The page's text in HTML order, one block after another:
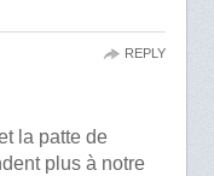
la patte de
plus à notre
REPLY